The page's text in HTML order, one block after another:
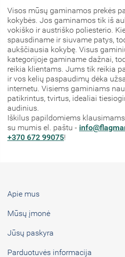
Visos mūsų gaminamos prekės
kokybės. Jos gaminamos tik iš
vokiško ir austriško poliesterio.
spausdiname ir siuvame patys,
aukščiausia kokybę. Visus
kategorijoje gaminame dažnai,
reikia klientams. Jums tik reikia
ir vos kelių paspaudimų dėka
internetu. Visiems gaminiams
patikrintus, tvirtus, idealiai
audinius.
Iškilus papildomiems
su mumis el. paštu -
+370 672 99075!
Apie mus
Mūsų įmonė
Jūsų paskyra
Parduotuvės informacija